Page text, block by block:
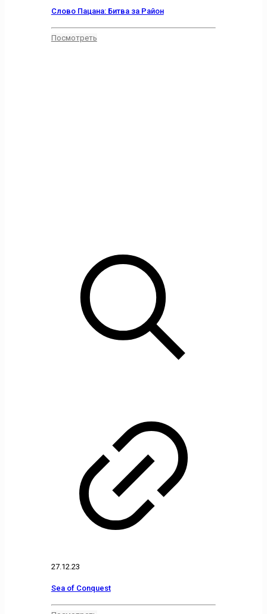
Слово Пацана: Битва за Район
Посмотреть
27.12.23
Sea of Conquest